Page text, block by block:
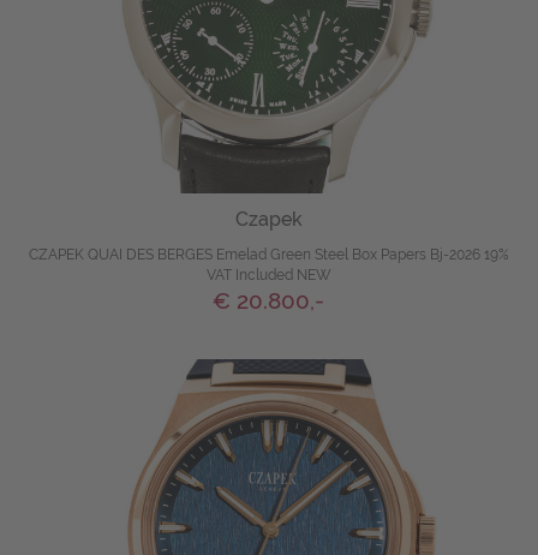
Czapek
CZAPEK QUAI DES BERGES Emelad Green Steel Box Papers Bj-2026 19%
VAT Included NEW
€ 20.800,-